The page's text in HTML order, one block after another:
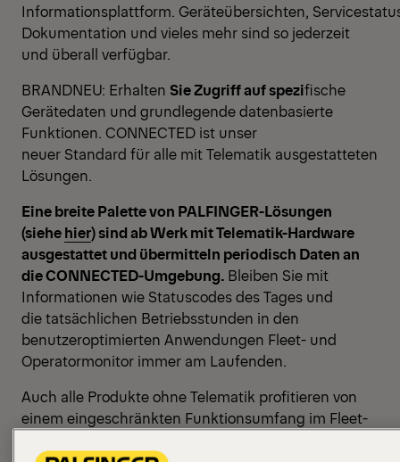
Informationsplattform. Geräteübersichten,
Dokumentation und vieles mehr sind so jederzeit
und überall verfügbar.
BRANDNEU: Erhalten Sie Zugriff auf spezifische
Gerätedaten und grundlegende datenbasierte
Funktionen. CONNECTED ist unser
neuer Standard für alle mit Telematik ausgestatteten
Lösungen.
Eine breite Palette von PALFINGER-Lösungen
(siehehier) sind ab Werk mit Telematik-Hardware
ausgestattet und übermitteln periodisch Daten an
die CONNECTED-Umgebung. Bleiben Sie mit
Informationen wie Statuscodes des Tages und
die tatsächlichen Betriebsstunden in den
benutzeroptimierten Anwendungen Fleet- und
Operatormonitor immer am Laufenden.
Auch alle Produkte ohne Telematik profitieren von
einem eingeschränkten Funktionsumfang im Fleet-